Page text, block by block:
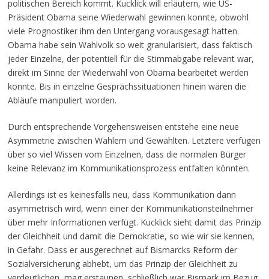
politischen Bereich kommt. Kucklick will erläutern, wie US-
Präsident Obama seine Wiederwahl gewinnen konnte, obwohl
viele Prognostiker ihm den Untergang vorausgesagt hatten.
Obama habe sein Wahlvolk so weit granularisiert, dass faktisch
jeder Einzelne, der potentiell für die Stimmabgabe relevant war,
direkt im Sinne der Wiederwahl von Obama bearbeitet werden
konnte. Bis in einzelne Gesprächssituationen hinein wären die
Abläufe manipuliert worden.
Durch entsprechende Vorgehensweisen entstehe eine neue
Asymmetrie zwischen Wählern und Gewählten. Letztere verfügen
über so viel Wissen vom Einzelnen, dass die normalen Bürger
keine Relevanz im Kommunikationsprozess entfalten könnten.
Allerdings ist es keinesfalls neu, dass Kommunikation dann
asymmetrisch wird, wenn einer der Kommunikationsteilnehmer
über mehr Informationen verfügt. Kucklick sieht damit das Prinzip
der Gleichheit und damit die Demokratie, so wie wir sie kennen,
in Gefahr. Dass er ausgerechnet auf Bismarcks Reform der
Sozialversicherung abhebt, um das Prinzip der Gleichheit zu